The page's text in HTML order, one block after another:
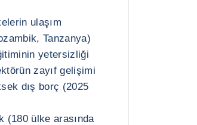
ulaşım
Tanzanya)
yetersizliği
zayıf gelişimi
dış borç (2025
ülke arasında